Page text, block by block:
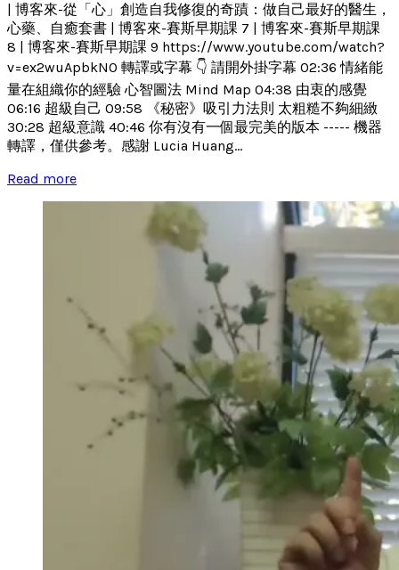
| 博客來-從「心」創造自我修復的奇蹟：做自己最好的醫生，
心藥、自癒套書 | 博客來-賽斯早期課 7 | 博客來-賽斯早期課
8 | 博客來-賽斯早期課 9 https://www.youtube.com/watch?
v=ex2wuApbkN0 轉譯或字幕 👇 請開外掛字幕 02:36 情緒能
量在組織你的經驗 心智圖法 Mind Map 04:38 由衷的感覺
06:16 超級自己 09:58 《秘密》吸引力法則 太粗糙不夠細緻
30:28 超級意識 40:46 你有沒有一個最完美的版本 ----- 機器
轉譯，僅供參考。感謝 Lucia Huang...
Read more